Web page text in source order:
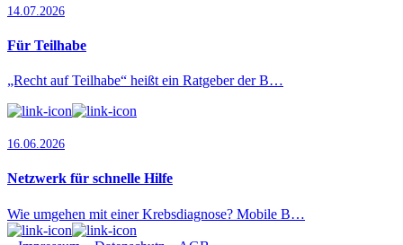
14.07.2026
Für Teilhabe
„Recht auf Teilhabe“ heißt ein Ratgeber der B…
16.06.2026
Netzwerk für schnelle Hilfe
Wie umgehen mit einer Krebsdiagnose? Mobile B…